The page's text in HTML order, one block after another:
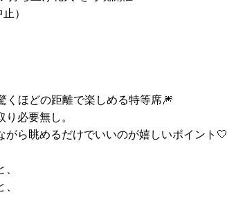
）
くほどの距離で楽しめる特等席🎆
必要無し。
ら眺めるだけでいいのが嬉しいポイント🤍